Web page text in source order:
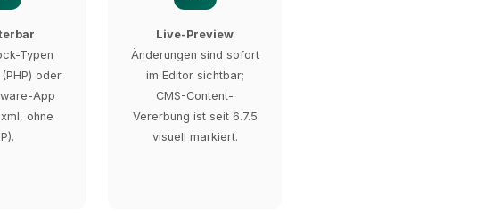
Typen
oder
App
ohne
Live-Preview
Änderungen sind sofort
im Editor sichtbar;
CMS-Content-
Vererbung ist seit 6.7.5
visuell markiert.